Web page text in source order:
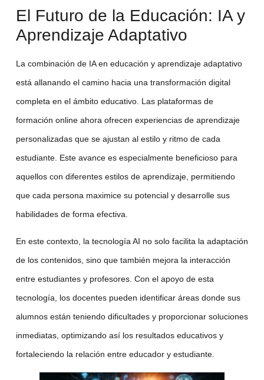
El Futuro de la Educación: IA y
Aprendizaje Adaptativo
La combinación de IA en educación y aprendizaje adaptativo
está allanando el camino hacia una transformación digital
completa en el ámbito educativo. Las plataformas de
formación onlineahora ofrecen experiencias de aprendizaje
personalizadas que se ajustan al estilo y ritmo de cada
estudiante. Este avance es especialmente beneficioso para
aquellos con diferentes estilos de aprendizaje, permitiendo
que cada persona maximice su potencial y desarrolle sus
habilidades de forma efectiva.
En este contexto, la tecnología AI no solo facilita la adaptación
de los contenidos, sino que también mejora la interacción
entre estudiantes y profesores. Con el apoyo de esta
tecnología, los docentes pueden identificar áreas donde sus
alumnos están teniendo dificultades y proporcionar soluciones
inmediatas, optimizando así los resultados educativos y
fortaleciendo la relación entre educador y estudiante.